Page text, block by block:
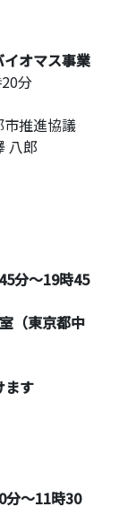
オマス事業
分
推進協議
八郎
分～19時45
（東京都中
ます
分～11時30